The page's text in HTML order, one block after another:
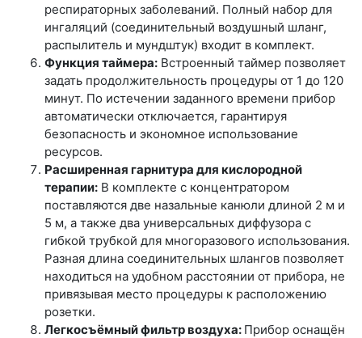
респираторных заболеваний. Полный набор для
ингаляций (соединительный воздушный шланг,
распылитель и мундштук) входит в комплект.
Функция таймера: Встроенный таймер позволяет
задать продолжительность процедуры от 1 до 120
минут. По истечении заданного времени прибор
автоматически отключается, гарантируя
безопасность и экономное использование
ресурсов.
Расширенная гарнитура для кислородной
терапии: В комплекте с концентратором
поставляются две назальные канюли длиной 2 м и
5 м, а также два универсальных диффузора с
гибкой трубкой для многоразового использования.
Разная длина соединительных шлангов позволяет
находиться на удобном расстоянии от прибора, не
привязывая место процедуры к расположению
розетки.
Легкосъёмный фильтр воздуха: Прибор оснащён